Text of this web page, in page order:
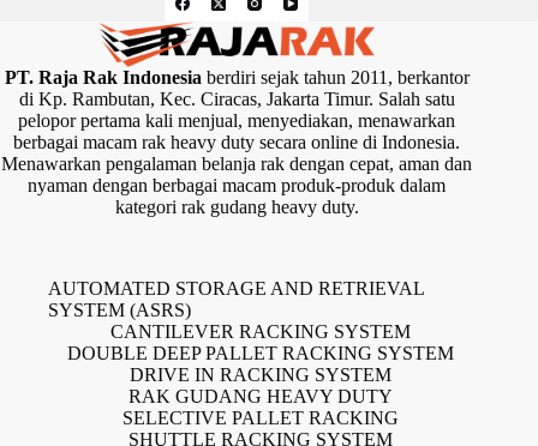
PT. Raja Rak Indonesiaberdiri sejak tahun 2011, berkantor
di Kp. Rambutan, Kec. Ciracas, Jakarta Timur. Salah satu
pelopor pertama kali menjual, menyediakan, menawarkan
berbagai macam rak heavy duty secara online di Indonesia.
Menawarkan pengalaman belanja rak dengan cepat, aman dan
nyaman dengan berbagai macam produk-produk dalam
kategori rak gudang heavy duty.
AUTOMATED STORAGE AND RETRIEVAL
SYSTEM (ASRS)
CANTILEVER RACKING SYSTEM
DOUBLE DEEP PALLET RACKING SYSTEM
DRIVE IN RACKING SYSTEM
RAK GUDANG HEAVY DUTY
SELECTIVE PALLET RACKING
SHUTTLE RACKING SYSTEM